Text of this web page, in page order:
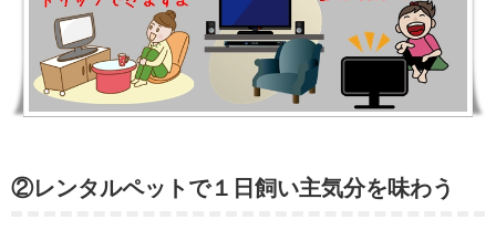
②レンタルペットで１日飼い主気分を味わう